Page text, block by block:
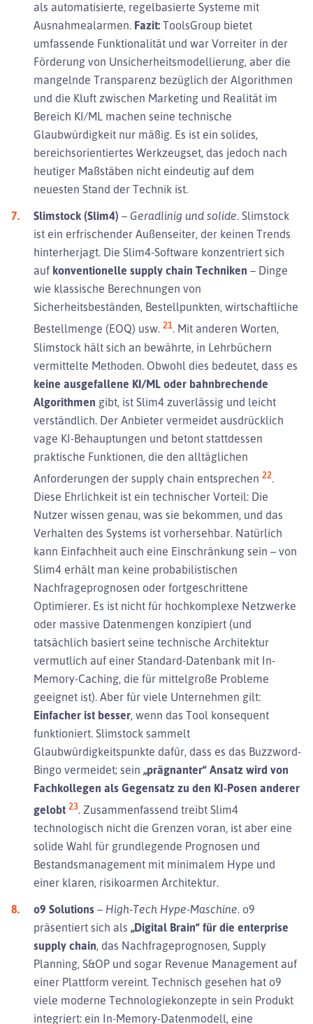
als automatisierte, regelbasierte Systeme mit
Ausnahmealarmen. Fazit: ToolsGroup bietet
umfassende Funktionalität und war Vorreiter in der
Förderung von Unsicherheitsmodellierung, aber die
mangelnde Transparenz bezüglich der Algorithmen
und die Kluft zwischen Marketing und Realität im
Bereich KI/ML machen seine technische
Glaubwürdigkeit nur mäßig. Es ist ein solides,
bereichsorientiertes Werkzeugset, das jedoch nach
heutiger Maßstäben nicht eindeutig auf dem
neuesten Stand der Technik ist.
Slimstock (Slim4) – Geradlinig und solide. Slimstock
ist ein erfrischender Außenseiter, der keinen Trends
hinterherjagt. Die Slim4-Software konzentriert sich
auf konventionelle supply chain Techniken – Dinge
wie klassische Berechnungen von
Sicherheitsbeständen, Bestellpunkten, wirtschaftliche
Bestellmenge (EOQ) usw. 21. Mit anderen Worten,
Slimstock hält sich an bewährte, in Lehrbüchern
vermittelte Methoden. Obwohl dies bedeutet, dass es
keine ausgefallene KI/ML oder bahnbrechende
Algorithmen gibt, ist Slim4 zuverlässig und leicht
verständlich. Der Anbieter vermeidet ausdrücklich
vage KI-Behauptungen und betont stattdessen
praktische Funktionen, die den alltäglichen
Anforderungen der supply chain entsprechen 22.
Diese Ehrlichkeit ist ein technischer Vorteil: Die
Nutzer wissen genau, was sie bekommen, und das
Verhalten des Systems ist vorhersehbar. Natürlich
kann Einfachheit auch eine Einschränkung sein – von
Slim4 erhält man keine probabilistischen
Nachfrageprognosen oder fortgeschrittene
Optimierer. Es ist nicht für hochkomplexe Netzwerke
oder massive Datenmengen konzipiert (und
tatsächlich basiert seine technische Architektur
vermutlich auf einer Standard-Datenbank mit In-
Memory-Caching, die für mittelgroße Probleme
geeignet ist). Aber für viele Unternehmen gilt:
Einfacher ist besser, wenn das Tool konsequent
funktioniert. Slimstock sammelt
Glaubwürdigkeitspunkte dafür, dass es das Buzzword-
Bingo vermeidet; sein „prägnanter“ Ansatz wird von
Fachkollegen als Gegensatz zu den KI-Posen anderer
gelobt 23. Zusammenfassend treibt Slim4
technologisch nicht die Grenzen voran, ist aber eine
solide Wahl für grundlegende Prognosen und
Bestandsmanagement mit minimalem Hype und
einer klaren, risikoarmen Architektur.
o9 Solutions – High-Tech Hype-Maschine. o9
präsentiert sich als „Digital Brain“ für die enterprise
supply chain, das Nachfrageprognosen, Supply
Planning, S&OP und sogar Revenue Management auf
einer Plattform vereint. Technisch gesehen hat o9
viele moderne Technologiekonzepte in sein Produkt
integriert: ein In-Memory-Datenmodell, eine